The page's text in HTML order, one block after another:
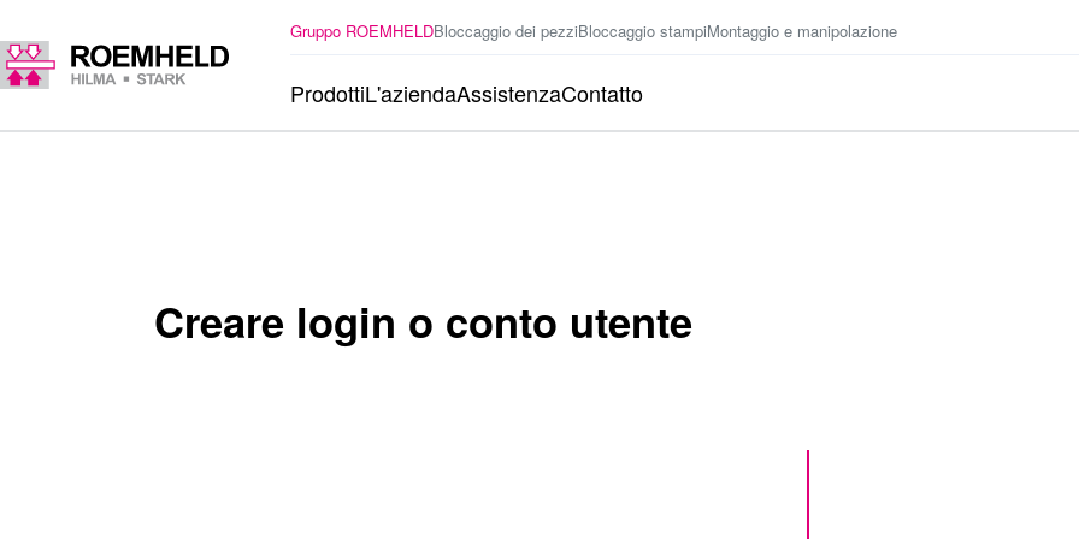
Gruppo ROEMHELDBloccaggio dei pezziBloccaggio stampiMontaggio e manipolazione
ProdottiL'aziendaAssistenzaContatto
Creare login o conto utente